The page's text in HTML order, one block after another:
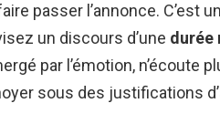
passer l’annonce. C’est
un discours d’une durée
par l’émotion, n’écoute
sous des justifications